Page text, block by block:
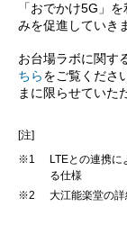
「おでかけ5G」
みを促進していき
お台場ラボに関す
ちらをご覧くださ
まに限らせていた
[注]
※1
LTEとの連携
る仕様
※2
大江能楽堂の詳